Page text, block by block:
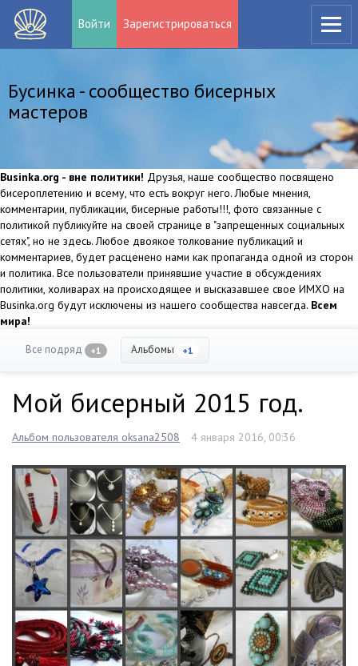
Войти Зарегистрироваться
Бусинка - сообщество бисерных
мастеров
Businka.org - вне политики! Друзья, наше сообщество посвящено
бисероплетению и всему, что есть вокруг него. Любые мнения,
комментарии, публикации, бисерные работы!!!, фото связанные с
политикой публикуйте на своей странице в "запрещенных социальных
сетях", но не здесь. Любое двоякое толкование публикаций и
комментариев, будет расценено нами как пропаганда одной из сторон
и политика. Все пользователи принявшие участие в обсуждениях
политики, холиварах на происходящее и высказавшее свое ИМХО на
Businka.org будут исключены из нашего сообщества навсегда. Всем
мира!
Все подряд +1 Альбомы +1
Мой бисерный 2015 год.
Альбом пользователя oksana2508 4 января 2016, 00:36